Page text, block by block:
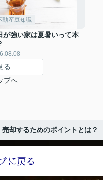
動産豆知識
が強い家は夏暑いって本
る
プへ
却するためのポイントとは？
に戻る